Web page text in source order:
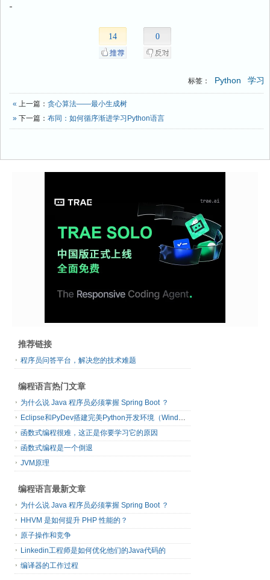
14 0
标签： Python 学习
« 上一篇： 贪心算法——最小生成树
» 下一篇： 布同：如何循序渐进学习Python语言
推荐链接
程序员问答平台，解决您的技术难题
编程语言热门文章
为什么说 Java 程序员必须掌握 Spring Boot ？
Eclipse和PyDev搭建完美Python开发环境（Windows篇）
函数式编程很难，这正是你要学习它的原因
函数式编程是一个倒退
JVM原理
编程语言最新文章
为什么说 Java 程序员必须掌握 Spring Boot ？
HHVM 是如何提升 PHP 性能的？
原子操作和竞争
Linkedin工程师是如何优化他们的Java代码的
编译器的工作过程